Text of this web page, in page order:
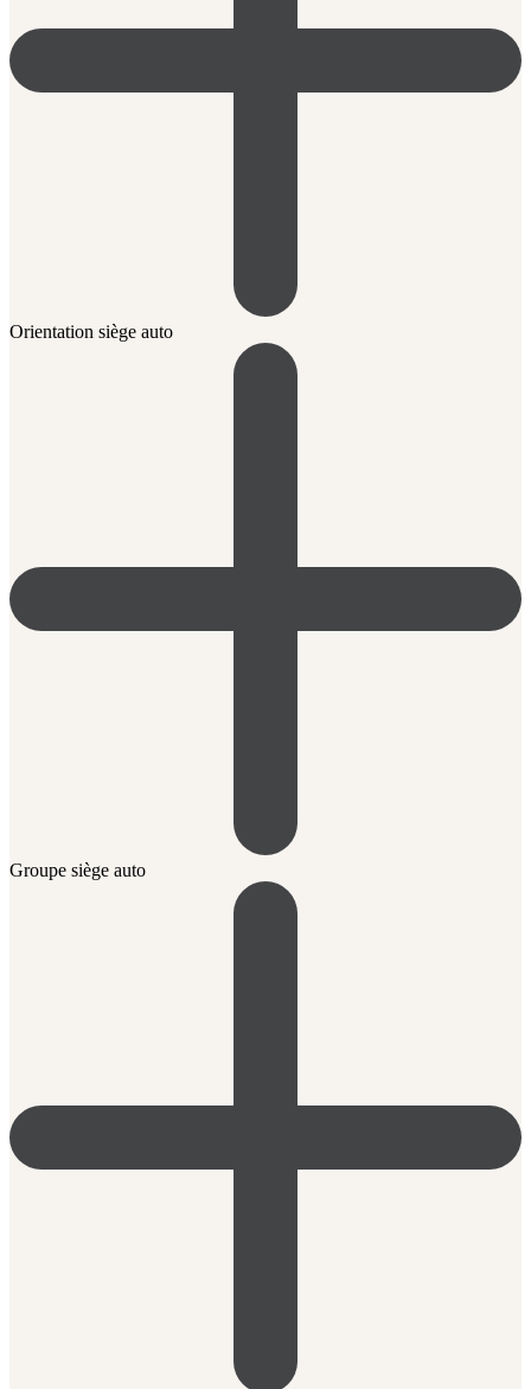
Orientation siège auto
Groupe siège auto